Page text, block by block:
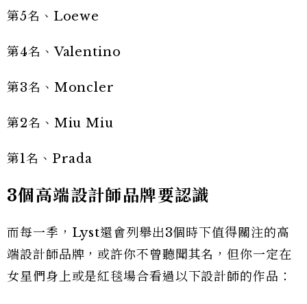
第5名、Loewe
第4名、Valentino
第3名、Moncler
第2名、Miu Miu
第1名、Prada
3個高端設計師品牌要認識
而每一季，Lyst還會列舉出3個時下值得關注的高
端設計師品牌，或許你不曾聽聞其名，但你一定在
女星們身上或是紅毯場合看過以下設計師的作品：